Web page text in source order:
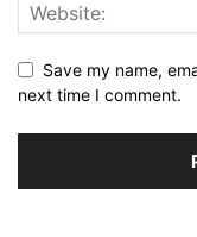
Save my name,
next time I comment.